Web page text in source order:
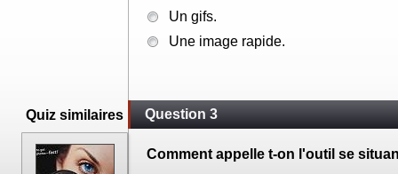
Quiz similaires
Un gifs.
Une image rapide.
Question 3
Comment appelle t-on l'outil se